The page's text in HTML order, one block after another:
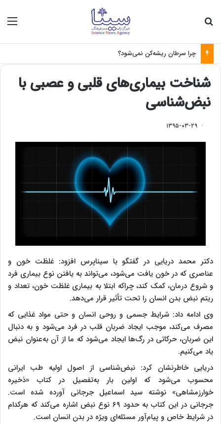
چرا سرطان ریشه‌کن نمی‌شود؟
شناخت بیماری‌های قلبی و عصبی با
نبض‌شناسی
۱۳۹۵-۰۳-۲۹
دکتر محمد دریایی در گفتگو با سیناپرس افزود: غلظت خون و
عناصری که در خون یافت می‌شود، می‌تواند به یافتن نوع بیماری فرد
و شروع درمان، کمک کند، چراکه ابتلا به بیماری غلظت خون، تعداد و
ریتم نبض بدن انسان را تحت تأثیر قرار می‌دهد.
وی ادامه داد: شرایط جسمی و روحی انسان و حتی مواد غذایی که
مصرف می‌کند، موجب ایجاد ضربان قلب در فرد می‌شود و به دنبال
این ضربان، حرکاتی در رگ‌ها ایجاد می‌شود که ما از آن به‌عنوان نبض
یاد می‌کنیم.
دریایی خاطرنشان کرد: نبض‌شناسی از اصول اولیه طب ایرانی
محسوب می‌شود که اولین بار به‌تفصیل در کتاب «ذخیره
خوارزمشاهی» نوشته سید اسماعیل جرجانی آورده شده است.
جرجانی در این کتاب به حدود ۶۹ نوع نبض اشاره می‌کند که هرکدام
در شرایط خاص و پیام‌آور مسئله‌ای ویژه در بدن انسان است.